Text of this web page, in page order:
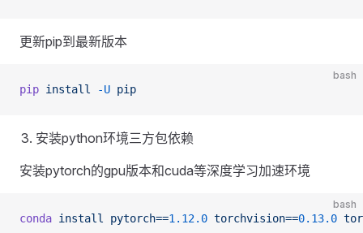
更新pip到最新版本
bash
pip install -U pip
安装python环境三方包依赖
安装pytorch的gpu版本和cuda等深度学习加速环境
bash
conda install pytorch==1.12.0 torchvision==0.13.0